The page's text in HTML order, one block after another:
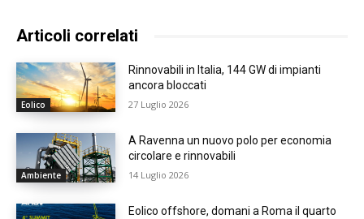
Articoli correlati
Eolico
Rinnovabili in Italia, 144 GW di impianti
ancora bloccati
27 Luglio 2026
Ambiente
A Ravenna un nuovo polo per economia
circolare e rinnovabili
14 Luglio 2026
Eolico offshore, domani a Roma il quarto